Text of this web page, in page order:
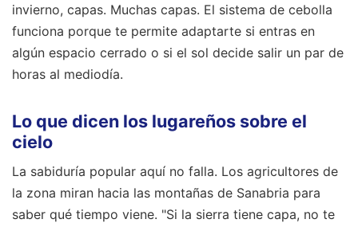
invierno, capas. Muchas capas. El sistema de cebolla
funciona porque te permite adaptarte si entras en
algún espacio cerrado o si el sol decide salir un par de
horas al mediodía.
Lo que dicen los lugareños sobre el
cielo
La sabiduría popular aquí no falla. Los agricultores de
la zona miran hacia las montañas de Sanabria para
saber qué tiempo viene. "Si la sierra tiene capa, no te